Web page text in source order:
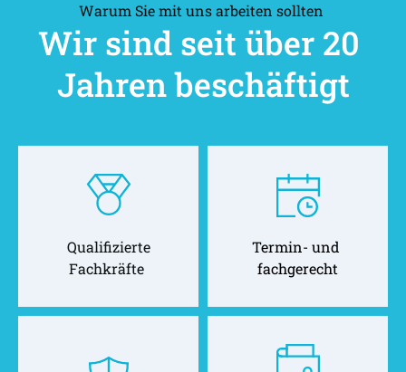
Warum Sie mit uns arbeiten sollten
Wir sind seit über 20
Jahren beschäftigt
Qualifizierte
Fachkräfte
Termin- und
fachgerecht